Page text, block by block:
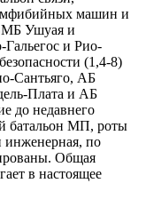
машин и
Ушуая и
Гальегос и Рио-
(1,4-8)
Сантьяго, АБ
Плата и АБ
до недавнего
батальон МП, роты
инженерная, по
Общая
в настоящее